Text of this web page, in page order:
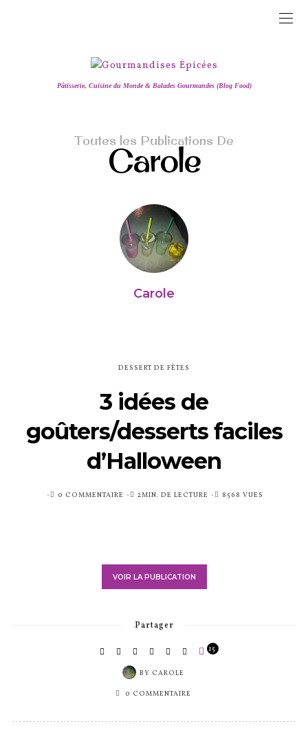
Pâtisserie, Cuisine du Monde & Balades Gourmandes (Blog Food)
Toutes les Publications De
Carole
Carole
DESSERT DE FÊTES
3 idées de
goûters/desserts faciles
d’Halloween
PUBLIÉ0 COMMENTAIRE 2MIN. DE LECTURE 8568 VUES
VOIR LA PUBLICATION
Partager
BY CAROLE
15
0 COMMENTAIRE